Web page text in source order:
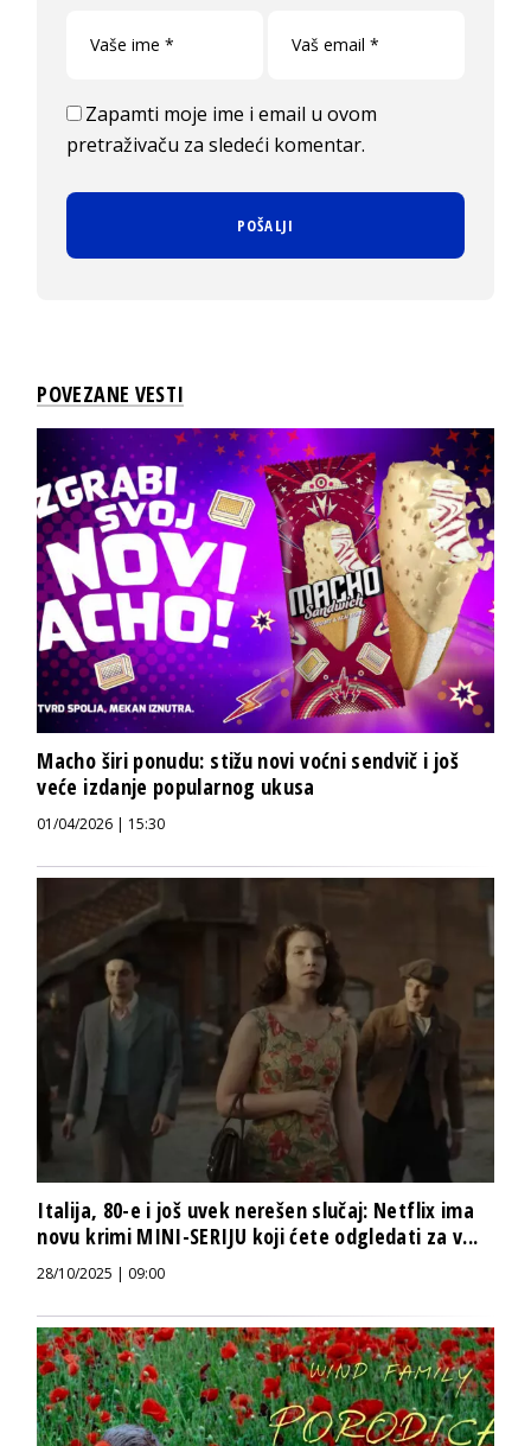
Zapamti moje ime i email u ovom
pretraživaču za sledeći komentar.
POVEZANE VESTI
Macho širi ponudu: stižu novi voćni sendvič i još
veće izdanje popularnog ukusa
01/04/2026 | 15:30
Italija, 80-e i još uvek nerešen slučaj: Netflix ima
novu krimi MINI-SERIJU koji ćete odgledati za v...
28/10/2025 | 09:00